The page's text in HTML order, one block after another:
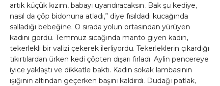
artık küçük kızım, babayı uyandıracaksın. Bak şu kediye,
nasıl da çöp bidonuna atladı,” diye fısıldadı kucağında
salladığı bebeğine. O sırada yolun ortasından yürüyen
kadını gördü. Temmuz sıcağında manto giyen kadın,
tekerlekli bir valizi çekerek ilerliyordu. Tekerleklerin çıkardığı
tıkırtılardan ürken kedi çöpten dışarı fırladı. Aylin pencereye
iyice yaklaştı ve dikkatle baktı. Kadın sokak lambasının
ışığının altından geçerken başını kaldırdı. Dudağı patlak,